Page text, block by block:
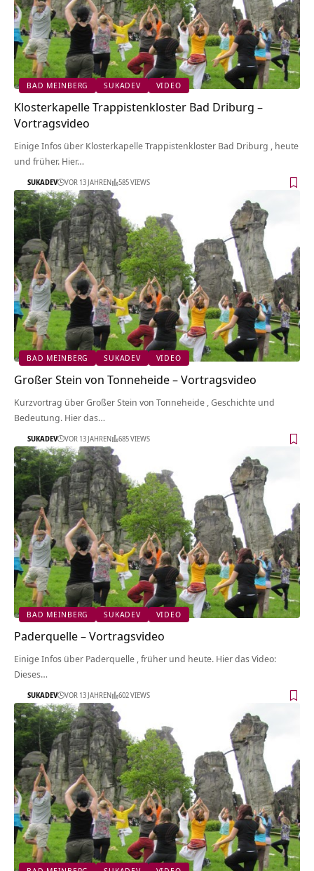
BAD MEINBERG SUKADEV VIDEO
Klosterkapelle Trappistenkloster Bad Driburg‏‎ –
Vortragsvideo
Einige Infos über Klosterkapelle Trappistenkloster Bad Driburg‏‎ , heute
und früher. Hier…
SUKADEV VOR 13 JAHREN 585 VIEWS
BAD MEINBERG SUKADEV VIDEO
Großer Stein von Tonneheide‏‎ – Vortragsvideo
Kurzvortrag über Großer Stein von Tonneheide‏‎ , Geschichte und
Bedeutung. Hier das…
SUKADEV VOR 13 JAHREN 685 VIEWS
BAD MEINBERG SUKADEV VIDEO
Paderquelle‏‎ – Vortragsvideo
Einige Infos über Paderquelle‏‎ , früher und heute. Hier das Video:
Dieses…
SUKADEV VOR 13 JAHREN 602 VIEWS